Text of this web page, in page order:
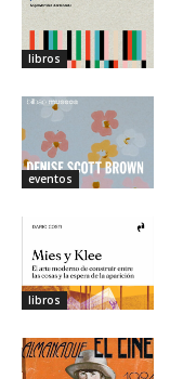
libros
eventos
libros